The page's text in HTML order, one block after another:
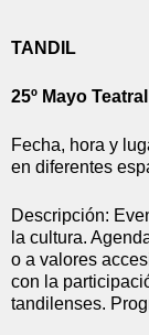
TANDIL
25º Mayo Teatral
Fecha, hora y
en diferentes
Descripción:
la cultura.
o a valores
con la
tandilenses.